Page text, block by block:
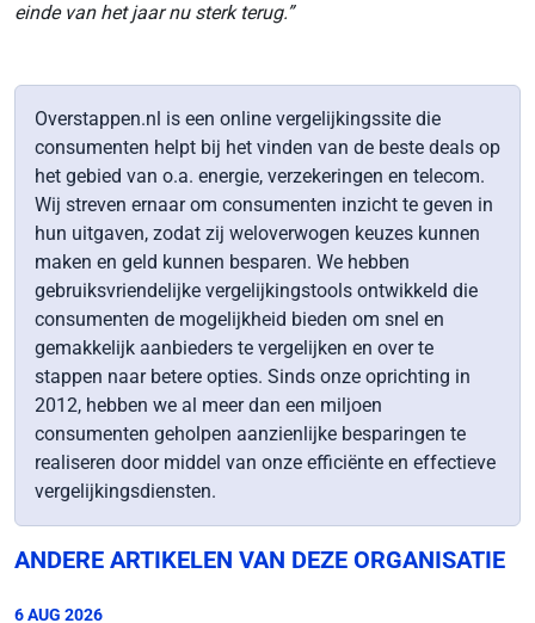
einde van het jaar nu sterk terug.”
Overstappen.nl is een online vergelijkingssite die
consumenten helpt bij het vinden van de beste deals op
het gebied van o.a. energie, verzekeringen en telecom.
Wij streven ernaar om consumenten inzicht te geven in
hun uitgaven, zodat zij weloverwogen keuzes kunnen
maken en geld kunnen besparen. We hebben
gebruiksvriendelijke vergelijkingstools ontwikkeld die
consumenten de mogelijkheid bieden om snel en
gemakkelijk aanbieders te vergelijken en over te
stappen naar betere opties. Sinds onze oprichting in
2012, hebben we al meer dan een miljoen
consumenten geholpen aanzienlijke besparingen te
realiseren door middel van onze efficiënte en effectieve
vergelijkingsdiensten.
ANDERE ARTIKELEN VAN DEZE ORGANISATIE
6 AUG 2026